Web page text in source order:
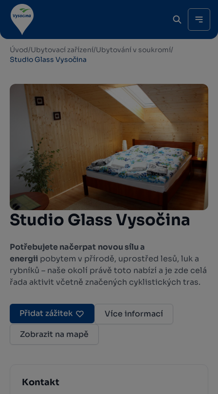
Úvod/Ubytovací zařízení/Ubytování v soukromí/
Studio Glass Vysočina
Studio Glass Vysočina
Potřebujete načerpat novou sílu a
energii pobytem v přírodě, uprostřed lesů, luk a
rybníků – naše okolí právě toto nabízí a je zde celá
řada aktivit včetně značených cyklistických tras.
Přidat zážitek
Více informací
Zobrazit na mapě
Kontakt